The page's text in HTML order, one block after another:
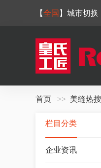
【全国 】 城市切换
首页 美缝热搜
栏目分类
企业资讯